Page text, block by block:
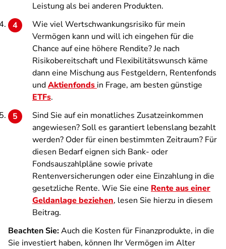
Leistung als bei anderen Produkten.
Wie viel Wertschwankungsrisiko für mein
Vermögen kann und will ich eingehen für die
Chance auf eine höhere Rendite? Je nach
Risikobereitschaft und Flexibilitätswunsch käme
dann eine Mischung aus Festgeldern, Rentenfonds
undAktienfonds in Frage, am besten günstige
ETFs.
Sind Sie auf ein monatliches Zusatzeinkommen
angewiesen? Soll es garantiert lebenslang bezahlt
werden? Oder für einen bestimmten Zeitraum? Für
diesen Bedarf eignen sich Bank- oder
Fondsauszahlpläne sowie private
Rentenversicherungen oder eine Einzahlung in die
gesetzliche Rente. Wie Sie eine Rente aus einer
Geldanlage beziehen, lesen Sie hierzu in diesem
Beitrag.
Beachten Sie:Auch die Kosten für Finanzprodukte, in die
Sie investiert haben, können Ihr Vermögen im Alter